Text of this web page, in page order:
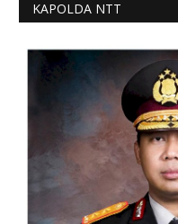
KAPOLDA NTT